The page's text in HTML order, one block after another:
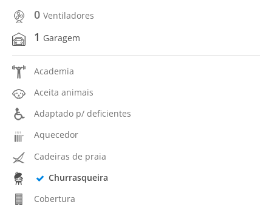
0 Ventiladores
1 Garagem
Academia
Aceita animais
Adaptado p/ deficientes
Aquecedor
Cadeiras de praia
Churrasqueira
Cobertura